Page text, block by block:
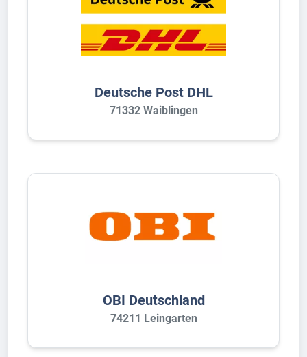
Deutsche Post DHL
71332 Waiblingen
OBI Deutschland
74211 Leingarten